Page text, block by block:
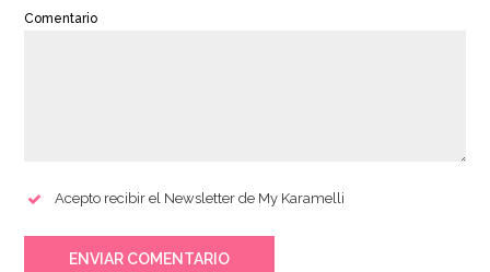
Comentario
Acepto recibir el Newsletter de My Karamelli
ENVIAR COMENTARIO